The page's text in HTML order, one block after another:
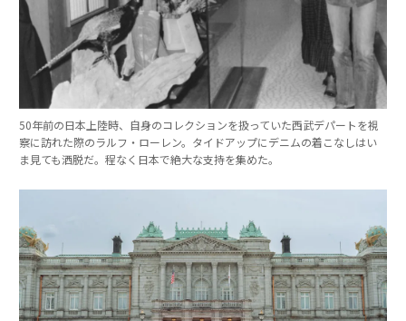
50年前の日本上陸時、自身のコレクションを扱っていた西武デパートを視
察に訪れた際のラルフ・ローレン。タイドアップにデニムの着こなしはい
ま見ても洒脱だ。程なく日本で絶大な支持を集めた。